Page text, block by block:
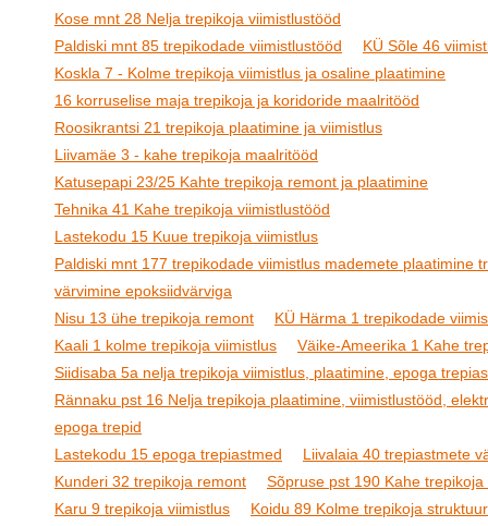
Kose mnt 28 Nelja trepikoja viimistlustööd
Paldiski mnt 85 trepikodade viimistlustööd
KÜ Sõle 46
Koskla 7 - Kolme trepikoja viimistlus ja osaline plaatimine
16 korruselise maja trepikoja ja koridoride maalritööd
Roosikrantsi 21 trepikoja plaatimine ja viimistlus
Liivamäe 3 - kahe trepikoja maalritööd
Katusepapi 23/25 Kahte trepikoja remont ja plaatimine
Tehnika 41 Kahe trepikoja viimistlustööd
Lastekodu 15 Kuue trepikoja viimistlus
Paldiski mnt 177 trepikodade viimistlus mademete plaatimine
värvimine epoksiidvärviga
Nisu 13 ühe trepikoja remont
KÜ Härma 1 trepikodade
Kaali 1 kolme trepikoja viimistlus
Väike-Ameerika 1 Kahe
Siidisaba 5a nelja trepikoja viimistlus, plaatimine, epoga
Rännaku pst 16 Nelja trepikoja plaatimine, viimistlustööd,
epoga trepid
Lastekodu 15 epoga trepiastmed
Liivalaia 40 trepiastmete
Kunderi 32 trepikoja remont
Sõpruse pst 190 Kahe
Karu 9 trepikoja viimistlus
Koidu 89 Kolme trepikoja